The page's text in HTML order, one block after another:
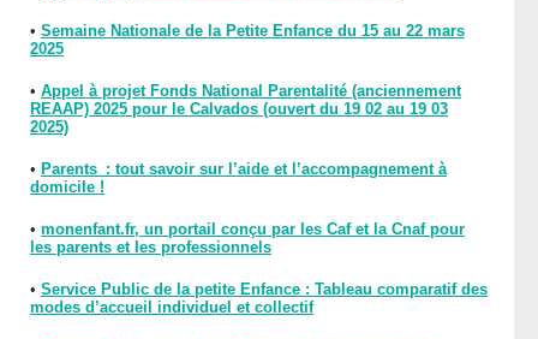
• Semaine Nationale de la Petite Enfance du 15 au 22 mars
2025
• Appel à projet Fonds National Parentalité (anciennement
REAAP) 2025 pour le Calvados (ouvert du 19 02 au 19 03
2025)
• Parents : tout savoir sur l’aide et l’accompagnement à
domicile !
• monenfant.fr, un portail conçu par les Caf et la Cnaf pour
les parents et les professionnels
• Service Public de la petite Enfance : Tableau comparatif des
modes d’accueil individuel et collectif